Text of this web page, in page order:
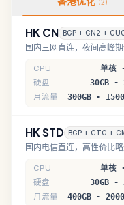
(2)
HK CN BGP + CN2 +
国内三网直连，夜间高峰
CPU 单核
硬盘
30GB -
月流量
300GB -
HK STD BGP + CTG +
国内电信直连，高性价比
CPU 单核
硬盘
30GB -
月流量
400GB -